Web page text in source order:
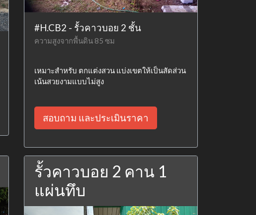
#H.CB2 - รั้วคาวบอย 2 ชั้น
ความสูงจากพื้นดิน 85 ซม
เหมาะสำหรับ ตกแต่งสวน แบ่งเขตให้เป็นสัดส่วน
เน้นสวยงามแบบไม่สูง
สอบถาม และประเมินราคา
รั้วคาวบอย 2 คาน 1
แผ่นทึบ